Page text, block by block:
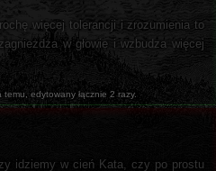
więcej tolerancji i zrozumienia to
w głowie i wzbudza więcej
temu, edytowany łącznie 2 razy.
idziemy w cień Kata, czy po prostu